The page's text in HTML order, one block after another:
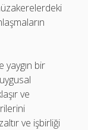
bir
ve
ve işbirliği